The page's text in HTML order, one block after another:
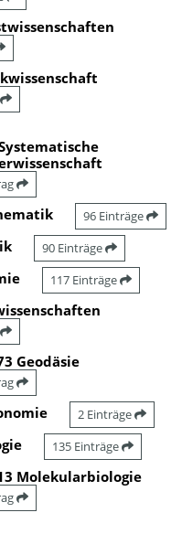
96 Einträge
90 Einträge
117 Einträge
Geodäsie
2 Einträge
135 Einträge
Molekularbiologie